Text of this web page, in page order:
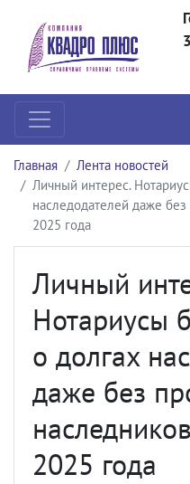
Главная
Лента новостей
Личный интерес.
наследодателей даже
2025 года
Личный
Нотариусы
о долгах
даже без
2025 года